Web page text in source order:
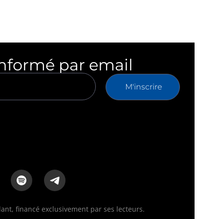
par email
M'inscrire
financé exclusivement par ses lecteurs.